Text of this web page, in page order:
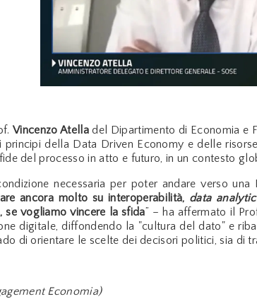
Vincenzo Atelladel Dipartimento di Economia e
principi della Data Driven Economy e delle
del processo in atto e futuro, in un contesto
necessaria per poter andare verso
ancora molto su interoperabilità, data
se vogliamo vincere la sfida” – ha affermato il
digitale, diffondendo la "cultura del dato" e
di orientare le scelte dei decisori politici, sia di
Economia)